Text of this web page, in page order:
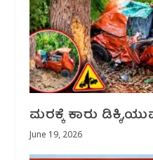
ಮರಕ್ಕೆ ಕಾರು
June 19, 2026